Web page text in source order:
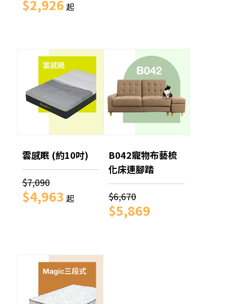
$2,926 起
雲感眠 (約10吋)
$7,090
$4,963 起
B042寵物布藝梳
化床連腳踏
$6,670
$5,869